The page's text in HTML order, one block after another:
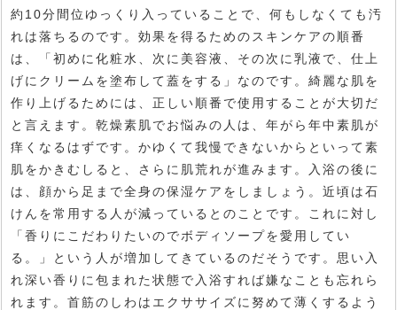
約10分間位ゆっくり入っていることで、何もしなくても汚
れは落ちるのです。効果を得るためのスキンケアの順番
は、「初めに化粧水、次に美容液、その次に乳液で、仕上
げにクリームを塗布して蓋をする」なのです。綺麗な肌を
作り上げるためには、正しい順番で使用することが大切だ
と言えます。乾燥素肌でお悩みの人は、年がら年中素肌が
痒くなるはずです。かゆくて我慢できないからといって素
肌をかきむしると、さらに肌荒れが進みます。入浴の後に
は、顔から足まで全身の保湿ケアをしましょう。近頃は石
けんを常用する人が減っているとのことです。これに対し
「香りにこだわりたいのでボディソープを愛用してい
る。」という人が増加してきているのだそうです。思い入
れ深い香りに包まれた状態で入浴すれば嫌なことも忘れら
れます。首筋のしわはエクササイズに努めて薄くするよう